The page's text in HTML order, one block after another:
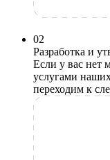
02
Разработка и
Если у вас нет
услугами
переходим к